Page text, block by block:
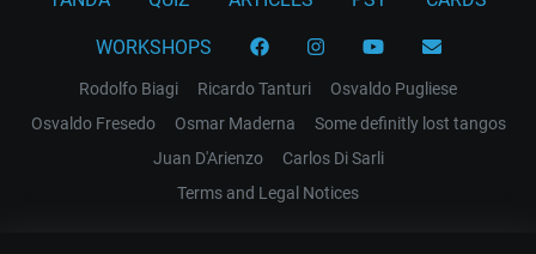
WORKSHOPS
Rodolfo Biagi Ricardo Tanturi
Osvaldo Pugliese
Osvaldo Fresedo
Osmar Maderna
Some definitly lost tangos
Juan D'Arienzo
Carlos Di Sarli
Terms and Legal Notices